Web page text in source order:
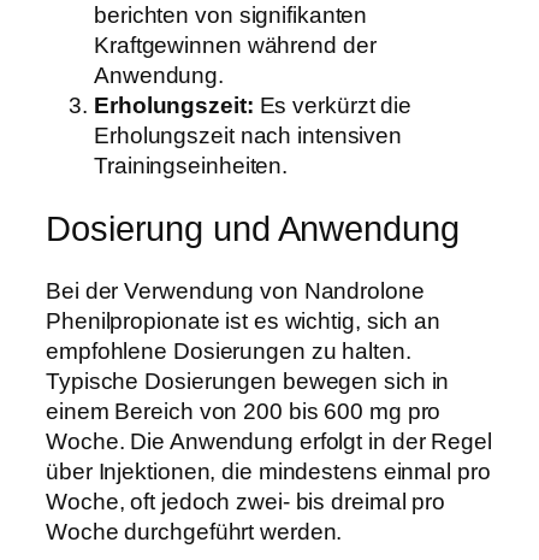
berichten von signifikanten
Kraftgewinnen während der
Anwendung.
Erholungszeit: Es verkürzt die
Erholungszeit nach intensiven
Trainingseinheiten.
Dosierung und Anwendung
Bei der Verwendung von Nandrolone
Phenilpropionate ist es wichtig, sich an
empfohlene Dosierungen zu halten.
Typische Dosierungen bewegen sich in
einem Bereich von 200 bis 600 mg pro
Woche. Die Anwendung erfolgt in der Regel
über Injektionen, die mindestens einmal pro
Woche, oft jedoch zwei- bis dreimal pro
Woche durchgeführt werden.